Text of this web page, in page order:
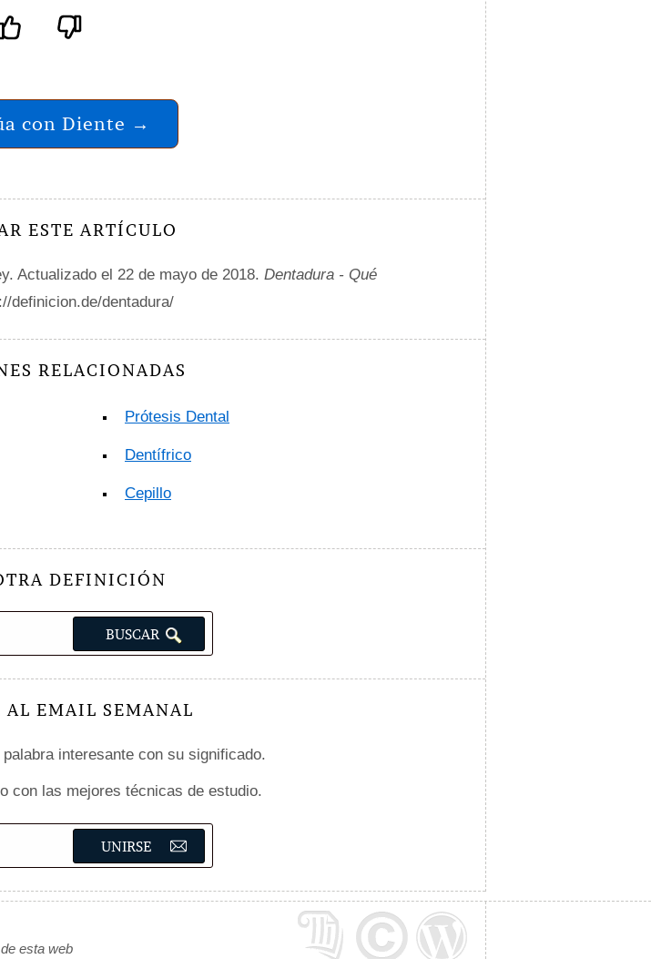
con Diente →
ESTE ARTÍCULO
Actualizado el 22 de mayo de 2018. Dentadura - Qué
definicion.de/dentadura/
RELACIONADAS
Prótesis Dental
Dentífrico
Cepillo
DEFINICIÓN
AL EMAIL SEMANAL
interesante con su significado.
con las mejores técnicas de estudio.
esta web